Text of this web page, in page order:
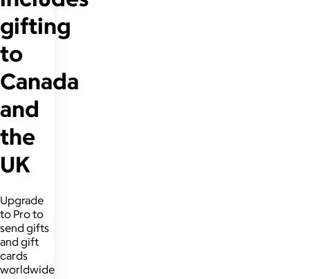
gifting
to
Canada
and
the
UK
Upgrade
to Pro to
send gifts
and gift
cards
worldwide